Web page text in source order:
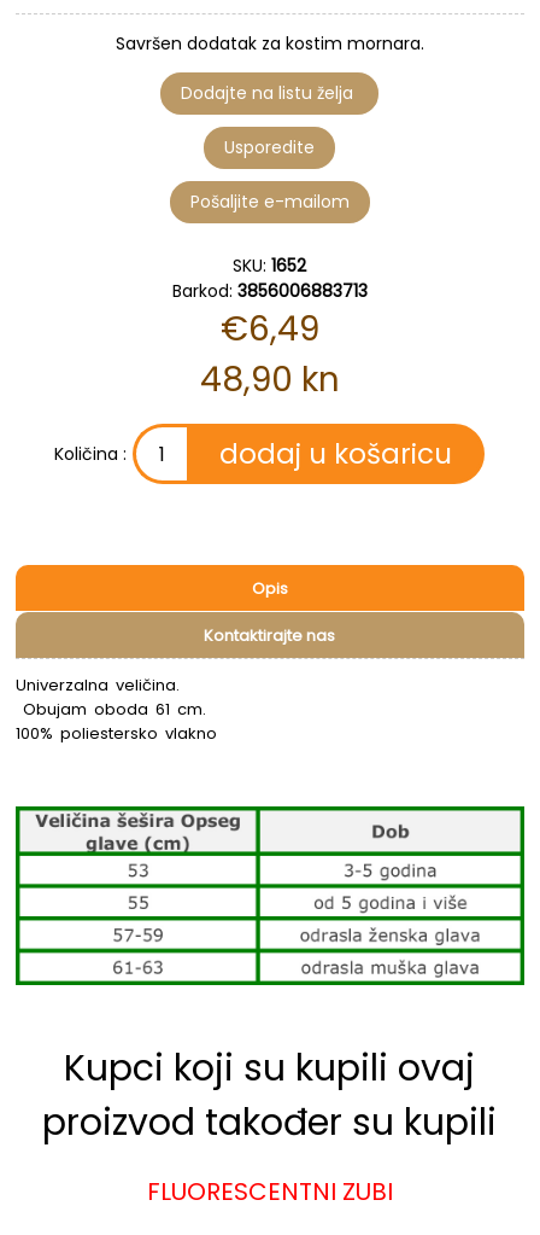
Savršen dodatak za kostim mornara.
SKU: 1652
Barkod: 3856006883713
€6,49
48,90 kn
Količina :
Opis
Kontaktirajte nas
Univerzalna veličina.
Obujam oboda 61 cm.
100% poliestersko vlakno
Kupci koji su kupili ovaj
proizvod također su kupili
FLUORESCENTNI ZUBI